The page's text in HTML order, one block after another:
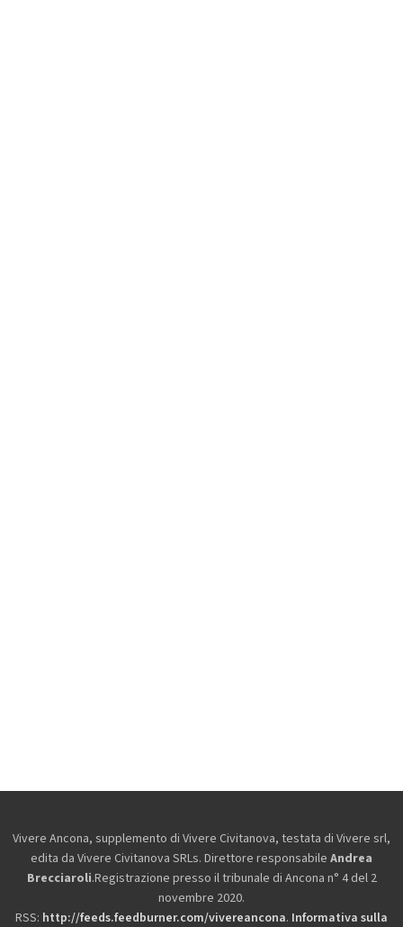
Vivere Ancona, supplemento di Vivere Civitanova, testata di Vivere srl,
edita da Vivere Civitanova SRLs. Direttore responsabile Andrea
Brecciaroli.Registrazione presso il tribunale di Ancona n° 4 del 2
novembre 2020.
RSS: http://feeds.feedburner.com/vivereancona. Informativa sulla